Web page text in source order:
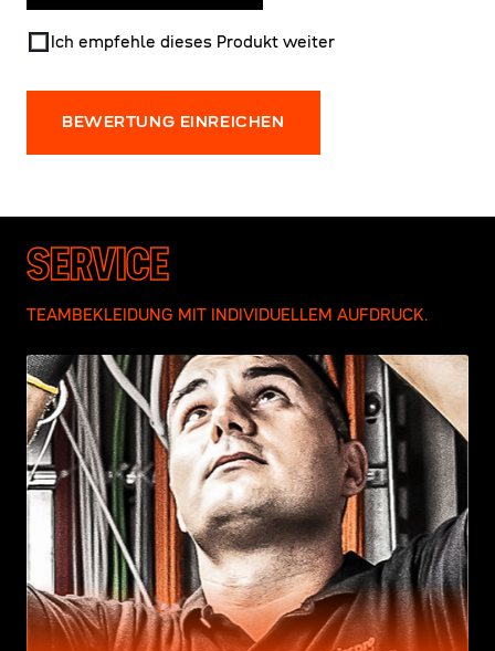
Ich empfehle dieses Produkt weiter
BEWERTUNG EINREICHEN
SERVICE
TEAMBEKLEIDUNG MIT INDIVIDUELLEM AUFDRUCK.